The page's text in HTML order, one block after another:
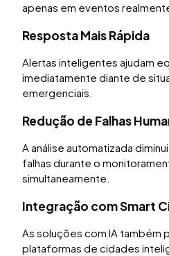
apenas em eventos
Resposta Mais Rápida
Alertas inteligentes ajudam
imediatamente diante de
emergenciais.
Redução de Falhas
A análise automatizada
falhas durante o
simultaneamente.
Integração com Smart
As soluções com IA também
plataformas de cidades